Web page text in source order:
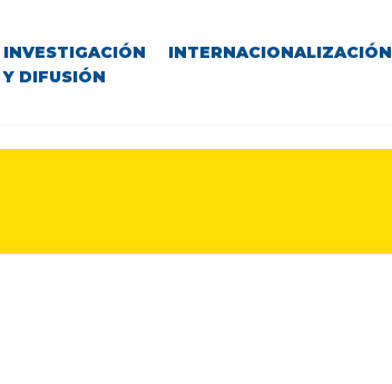
INVESTIGACIÓN
Y DIFUSIÓN
INTERNACIONALIZACIÓN